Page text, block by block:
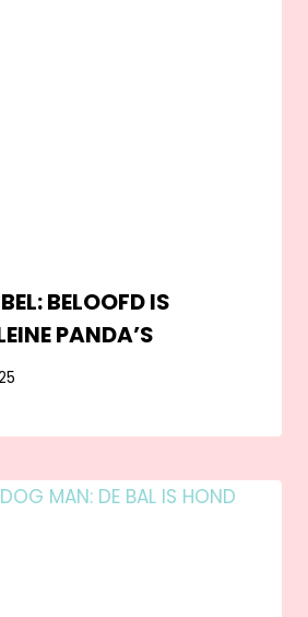
BELOOFD IS
PANDA’S